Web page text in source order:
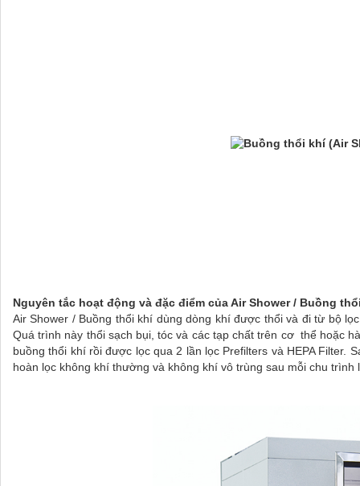
Nguyên tắc hoạt động và đặc điểm của Air Shower / Buồng
Air Shower / Buồng thổi khí dùng dòng khí được thổi và đi từ bộ
Quá trình này thổi sạch bụi, tóc và các tạp chất trên cơ thể hoặc
buồng thổi khí rồi được lọc qua 2 lần lọc Prefilters và HEPA Filter.
hoàn lọc không khí thường và không khí vô trùng sau mỗi chu